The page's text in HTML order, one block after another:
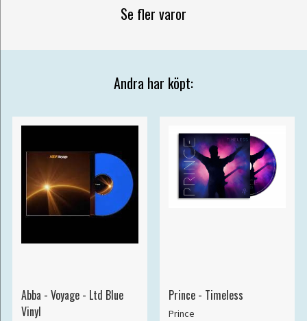
Se fler varor
Andra har köpt:
Abba - Voyage - Ltd Blue
Vinyl
Prince - Timeless
Prince